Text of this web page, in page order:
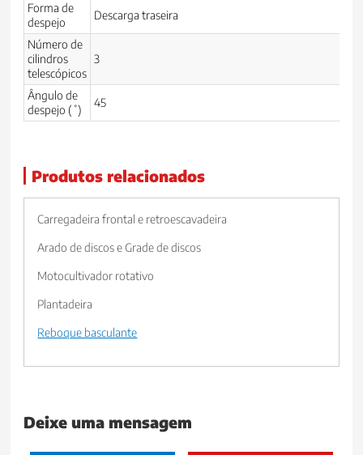
Forma de
despejo
Descarga traseira
Número de
cilindros
telescópicos
3
Ângulo de
despejo (˚)
45
Produtos relacionados
Carregadeira frontal e retroescavadeira
Arado de discos e Grade de discos
Motocultivador rotativo
Plantadeira
Reboque basculante
Deixe uma mensagem